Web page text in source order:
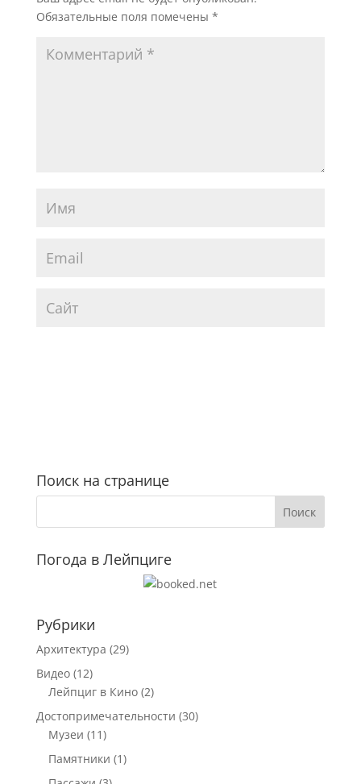
Обязательные поля помечены *
Поиск на странице
Погода в Лейпциге
Рубрики
Архитектура (29)
Видео(12)
Лейпциг в Кино(2)
Достопримечательности (30)
Музеи (11)
Памятники (1)